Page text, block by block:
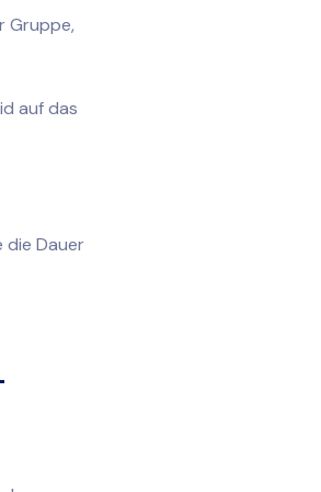
Gruppe,
auf das
die Dauer